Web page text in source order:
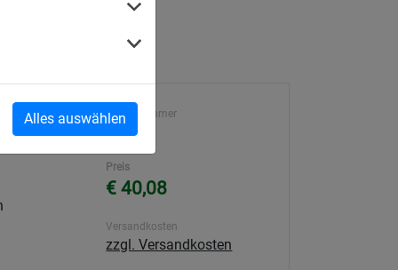
Alles auswählen
hochfest,
Artikelnummer
50500
Preis
€ 40,08
Versandkosten
zzgl. Versandkosten